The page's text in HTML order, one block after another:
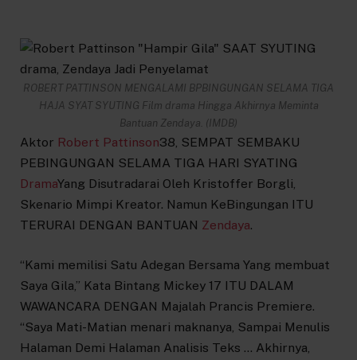
ROBERT PATTINSON MENGALAMI BPBINGUNGAN SELAMA TIGA
HAJA SYAT SYUTING Film drama Hingga Akhirnya Meminta
Bantuan Zendaya. (IMDB)
Aktor Robert Pattinson38, SEMPAT SEMBAKU
PEBINGUNGAN SELAMA TIGA HARI SYATING
DramaYang Disutradarai Oleh Kristoffer Borgli,
Skenario Mimpi Kreator. Namun KeBingungan ITU
TERURAI DENGAN BANTUAN Zendaya.
“Kami memilisi Satu Adegan Bersama Yang membuat
Saya Gila,” Kata Bintang Mickey 17 ITU DALAM
WAWANCARA DENGAN Majalah Prancis Premiere.
“Saya Mati-Matian menari maknanya, Sampai Menulis
Halaman Demi Halaman Analisis Teks … Akhirnya,